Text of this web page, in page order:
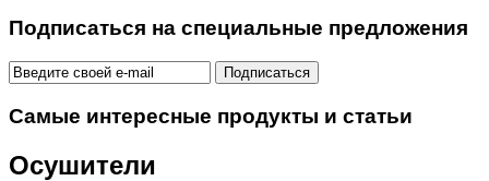
Подписаться на специальные предложения
Самые интересные продукты и статьи
Осушители